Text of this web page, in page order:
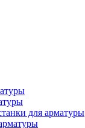
для арматуры